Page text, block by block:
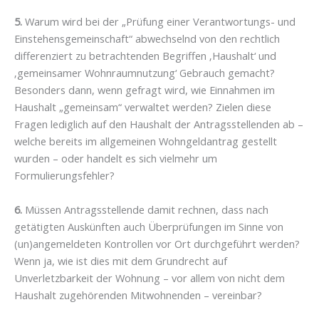
5. Warum wird bei der „Prüfung einer Verantwortungs- und
Einstehensgemeinschaft“ abwechselnd von den rechtlich
differenziert zu betrachtenden Begriffen ‚Haushalt‘ und
‚gemeinsamer Wohnraumnutzung‘ Gebrauch gemacht?
Besonders dann, wenn gefragt wird, wie Einnahmen im
Haushalt „gemeinsam“ verwaltet werden? Zielen diese
Fragen lediglich auf den Haushalt der Antragsstellenden ab –
welche bereits im allgemeinen Wohngeldantrag gestellt
wurden – oder handelt es sich vielmehr um
Formulierungsfehler?
6. Müssen Antragsstellende damit rechnen, dass nach
getätigten Auskünften auch Überprüfungen im Sinne von
(un)angemeldeten Kontrollen vor Ort durchgeführt werden?
Wenn ja, wie ist dies mit dem Grundrecht auf
Unverletzbarkeit der Wohnung – vor allem von nicht dem
Haushalt zugehörenden Mitwohnenden – vereinbar?